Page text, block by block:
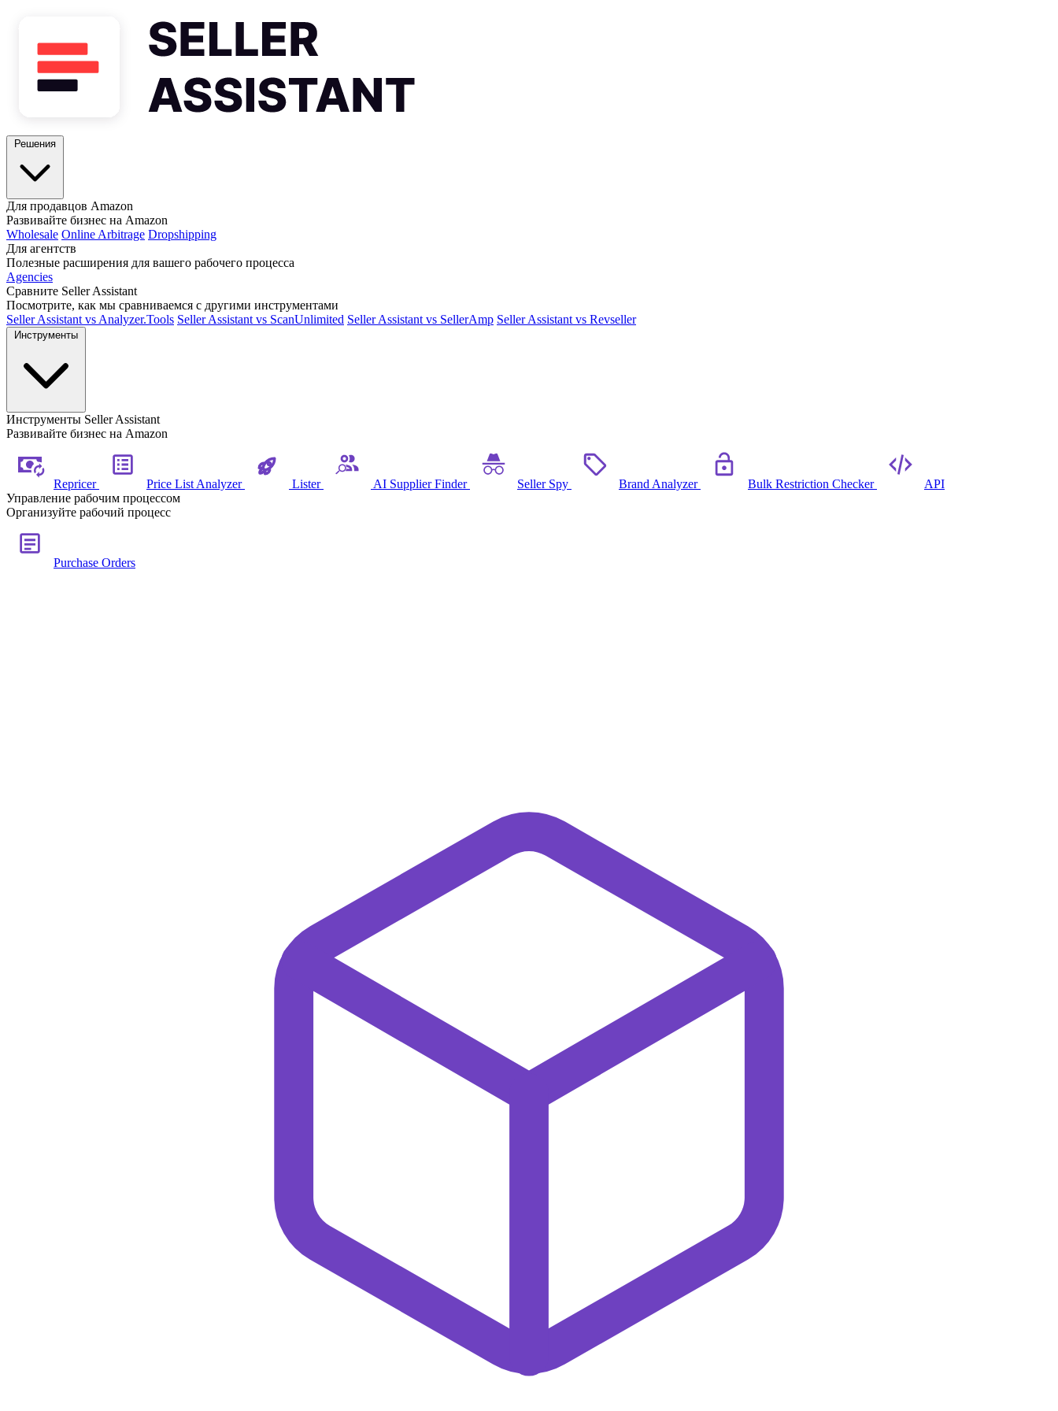
Для продавцов Amazon
Развивайте бизнес на Amazon
Wholesale Online Arbitrage Dropshipping
Для агентств
Полезные расширения для вашего рабочего процесса
Agencies
Сравните Seller Assistant
Посмотрите, как мы сравниваемся с другими инструментами
Seller Assistant vs Analyzer.Tools Seller Assistant vs ScanUnlimited Seller Assistant vs SellerAmp Seller Assistant vs Revseller
Инструменты Seller Assistant
Развивайте бизнес на Amazon
Repricer Price List Analyzer Lister AI Supplier Finder Seller Spy Brand Analyzer Bulk Restriction Checker
API
Управление рабочим процессом
Организуйте рабочий процесс
Purchase Orders